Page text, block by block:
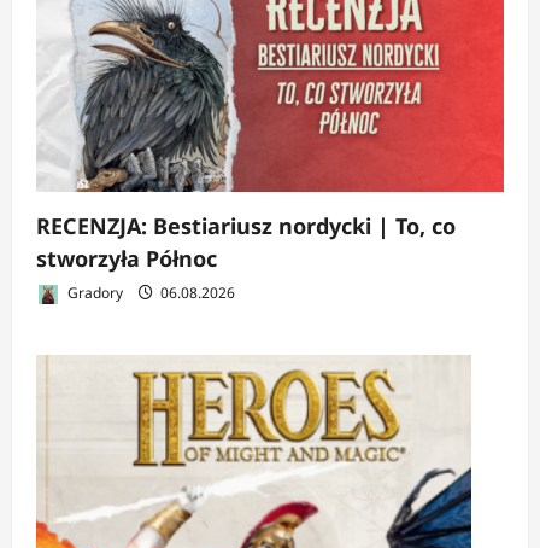
RECENZJA: Bestiariusz nordycki | To, co
stworzyła Północ
Gradory 06.08.2026